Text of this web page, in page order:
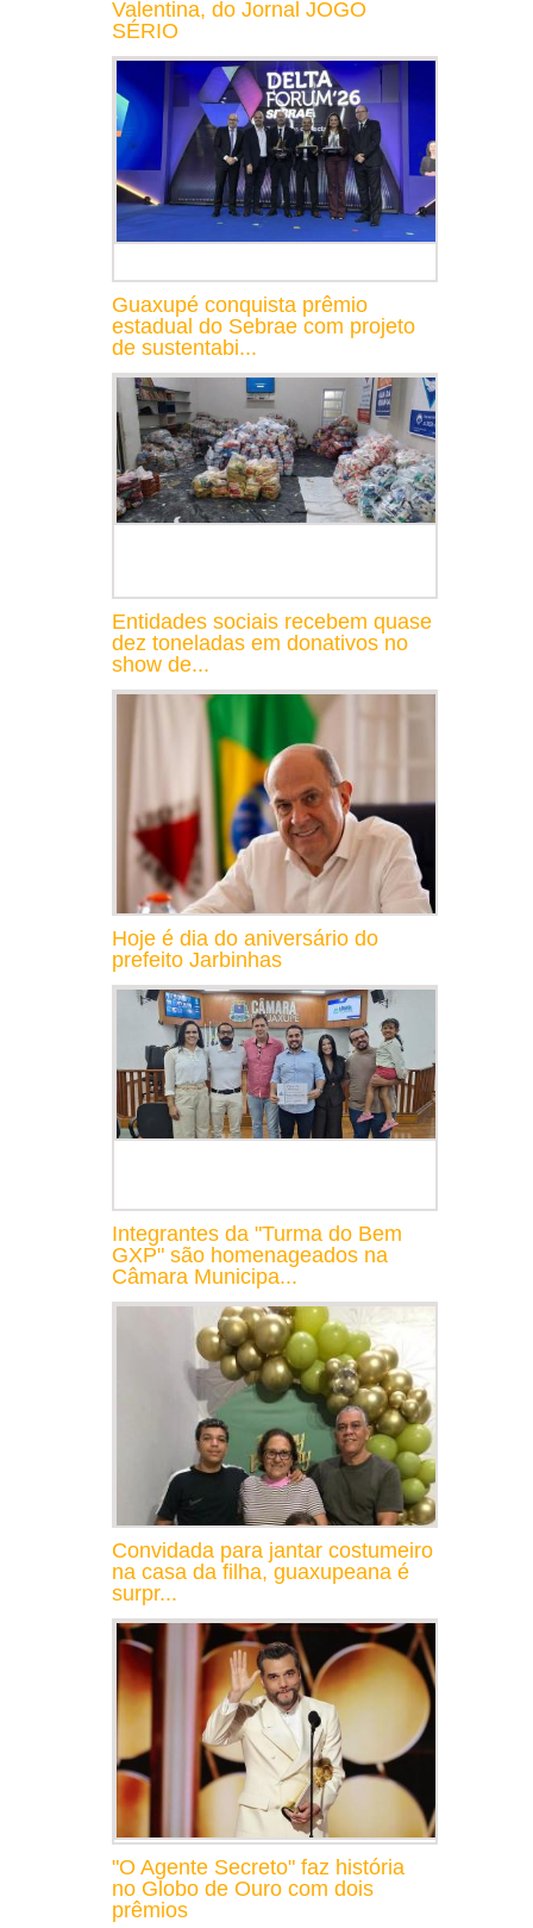
Valentina, do Jornal JOGO
SÉRIO
Guaxupé conquista prêmio
estadual do Sebrae com projeto
de sustentabi...
Entidades sociais recebem quase
dez toneladas em donativos no
show de...
Hoje é dia do aniversário do
prefeito Jarbinhas
Integrantes da "Turma do Bem
GXP" são homenageados na
Câmara Municipa...
Convidada para jantar costumeiro
na casa da filha, guaxupeana é
surpr...
"O Agente Secreto" faz história
no Globo de Ouro com dois
prêmios